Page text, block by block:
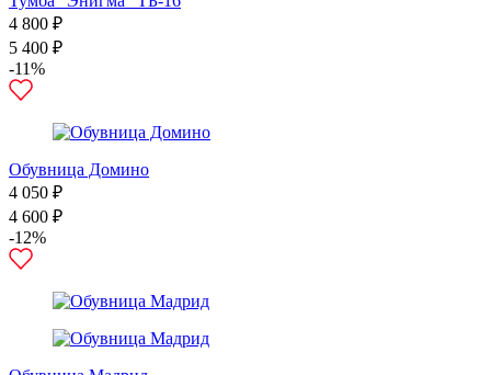
4 800 ₽
5 400 ₽
-11%
Обувница Домино
4 050 ₽
4 600 ₽
-12%